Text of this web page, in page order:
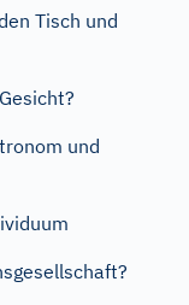
Tisch und
und